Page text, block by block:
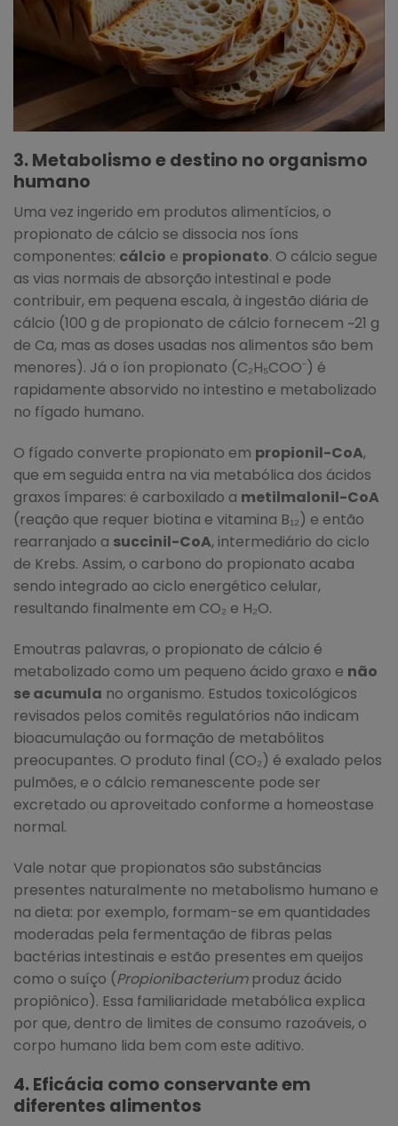
3. Metabolismo e destino no organismo
humano
Uma vez ingerido em produtos alimentícios, o
propionato de cálcio se dissocia nos íons
componentes: cálcio e propionato. O cálcio segue
as vias normais de absorção intestinal e pode
contribuir, em pequena escala, à ingestão diária de
cálcio (100 g de propionato de cálcio fornecem ~21 g
de Ca, mas as doses usadas nos alimentos são bem
menores). Já o íon propionato (C₂H₅COO⁻) é
rapidamente absorvido no intestino e metabolizado
no fígado humano.
O fígado converte propionato em propionil-CoA,
que em seguida entra na via metabólica dos ácidos
graxos ímpares: é carboxilado a metilmalonil-CoA
(reação que requer biotina e vitamina B₁₂) e então
rearranjado a succinil-CoA, intermediário do ciclo
de Krebs. Assim, o carbono do propionato acaba
sendo integrado ao ciclo energético celular,
resultando finalmente em CO₂ e H₂O.
Emoutras palavras, o propionato de cálcio é
metabolizado como um pequeno ácido graxo e não
se acumula no organismo. Estudos toxicológicos
revisados pelos comitês regulatórios não indicam
bioacumulação ou formação de metabólitos
preocupantes. O produto final (CO₂) é exalado pelos
pulmões, e o cálcio remanescente pode ser
excretado ou aproveitado conforme a homeostase
normal.
Vale notar que propionatos são substâncias
presentes naturalmente no metabolismo humano e
na dieta: por exemplo, formam-se em quantidades
moderadas pela fermentação de fibras pelas
bactérias intestinais e estão presentes em queijos
como o suíço (Propionibacteriumproduz ácido
propiônico). Essa familiaridade metabólica explica
por que, dentro de limites de consumo razoáveis, o
corpo humano lida bem com este aditivo.
4. Eficácia como conservante em
diferentes alimentos